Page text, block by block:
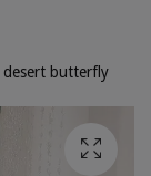
desert butterfly